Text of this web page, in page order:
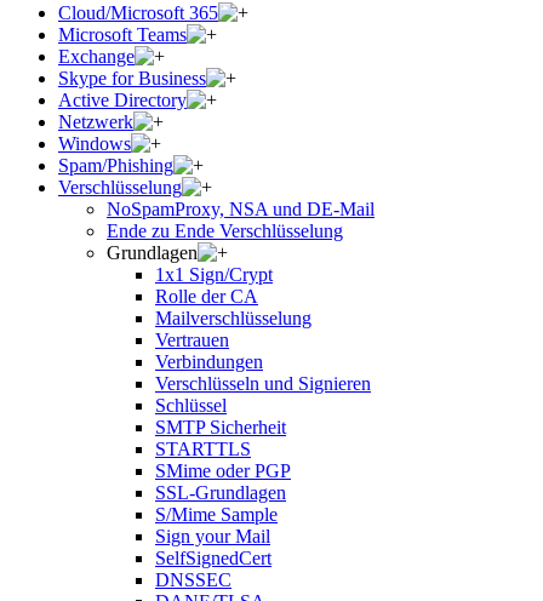
Cloud/Microsoft 365
Microsoft Teams
Exchange
Skype for Business
Active Directory
Netzwerk
Windows
Spam/Phishing
Verschlüsselung
NoSpamProxy, NSA und DE-Mail
Ende zu Ende Verschlüsselung
Grundlagen
1x1 Sign/Crypt
Rolle der CA
Mailverschlüsselung
Vertrauen
Verbindungen
Verschlüsseln und Signieren
Schlüssel
SMTP Sicherheit
STARTTLS
SMime oder PGP
SSL-Grundlagen
S/Mime Sample
Sign your Mail
SelfSignedCert
DNSSEC